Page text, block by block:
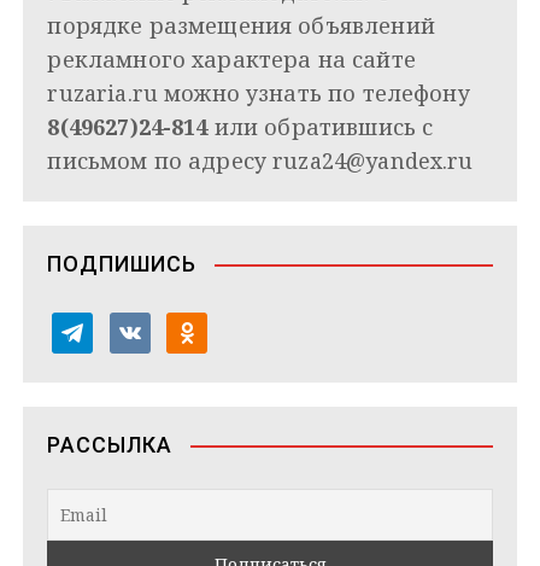
порядке размещения объявлений
рекламного характера на сайте
ruzaria.ru можно узнать по телефону
8(49627)24-814или обратившись с
письмом по адресуruza24@yandex.ru
ПОДПИШИСЬ
e
e
a
v
k
n
d
o
РАССЫЛКА